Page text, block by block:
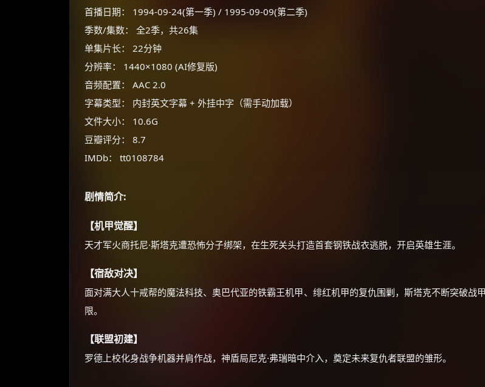
首播日期： 1994-09-24(第一季) / 1995-09-09(第二季)
季数/集数： 全2季，共26集
单集片长： 22分钟
分辨率： 1440×1080 (AI修复版)
音频配置： AAC 2.0
字幕类型： 内封英文字幕 + 外挂中字（需手动加载）
文件大小： 10.6G
豆瓣评分： 8.7
IMDb： tt0108784
剧情简介:
【机甲觉醒】
天才军火商托尼·斯塔克遭恐怖分子绑架，在生死关头打造首套钢铁战衣逃脱，开启英雄生涯。
【宿敌对决】
面对满大人十戒帮的魔法科技、奥巴代亚的铁霸王机甲、绯红机甲的复仇围剿，斯塔克不断突破战
限。
【联盟初建】
罗德上校化身战争机器并肩作战，神盾局尼克·弗瑞暗中介入，奠定未来复仇者联盟的雏形。
🧧 福利领取站
☕
价格有浮动，请直接搜索查最低价！